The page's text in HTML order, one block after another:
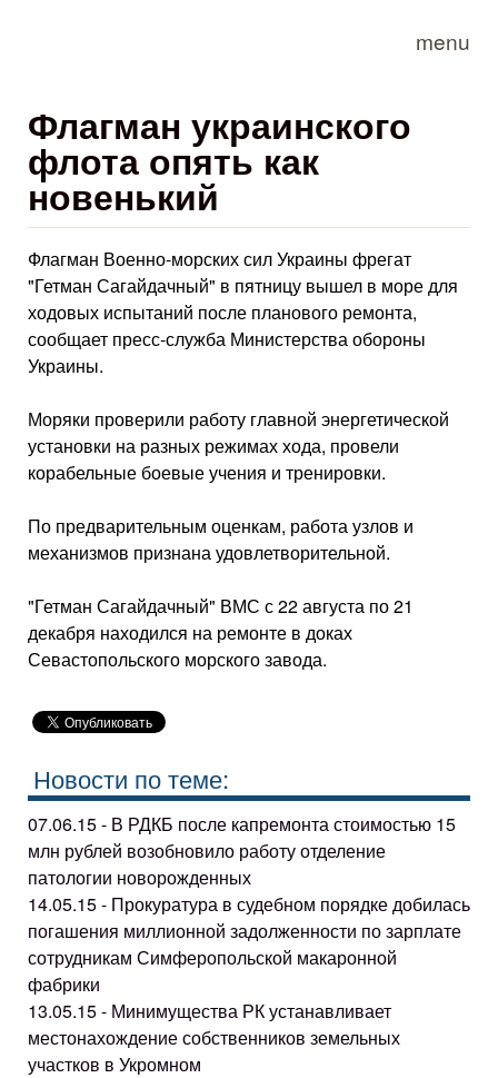
menu
Флагман украинского
флота опять как
новенький
Флагман Военно-морских сил Украины фрегат
"Гетман Сагайдачный" в пятницу вышел в море для
ходовых испытаний после планового ремонта,
сообщает пресс-служба Министерства обороны
Украины.
Моряки проверили работу главной энергетической
установки на разных режимах хода, провели
корабельные боевые учения и тренировки.
По предварительным оценкам, работа узлов и
механизмов признана удовлетворительной.
"Гетман Сагайдачный" ВМС с 22 августа по 21
декабря находился на ремонте в доках
Севастопольского морского завода.
Новости по теме:
07.06.15 - В РДКБ после капремонта стоимостью 15
млн рублей возобновило работу отделение
патологии новорожденных
14.05.15 - Прокуратура в судебном порядке добилась
погашения миллионной задолженности по зарплате
сотрудникам Симферопольской макаронной
фабрики
13.05.15 - Минимущества РК устанавливает
местонахождение собственников земельных
участков в Укромном